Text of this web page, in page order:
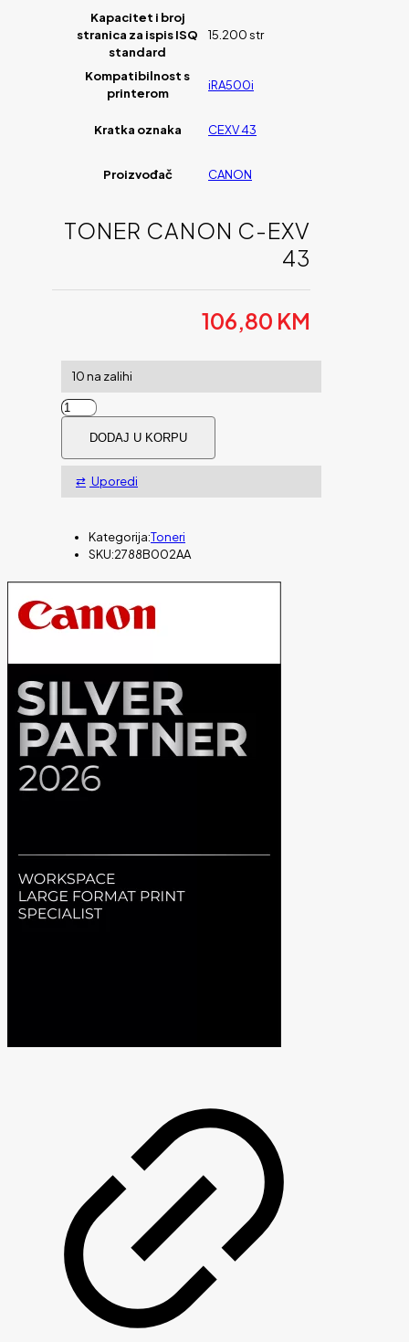
Kapacitet i broj
stranica za ispis ISQ
standard
15.200 str
Kompatibilnost s
printerom
iRA500i
Kratka oznaka CEXV 43
Proizvođač CANON
TONER CANON C-EXV
43
106,80 KM
10 na zalihi
Toner
CANON
EXV
količina
DODAJ U KORPU
Uporedi
Kategorija:Toneri
SKU:2788B002AA